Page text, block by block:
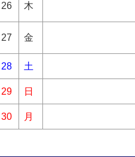
26 木
27 金
28 土
29 日
30 月